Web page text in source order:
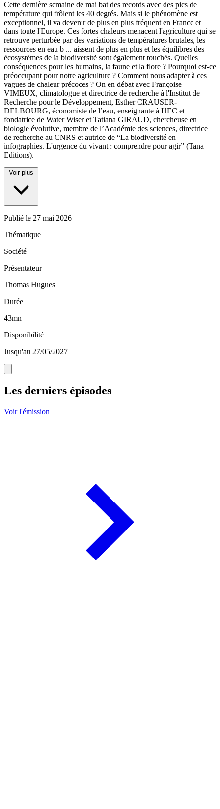
Cette dernière semaine de mai bat des records avec des pics de
température qui frôlent les 40 degrés. Mais si le phénomène est
exceptionnel, il va devenir de plus en plus fréquent en France et
dans toute l'Europe. Ces fortes chaleurs menacent l'agriculture qui se
retrouve perturbée par des variations de températures brutales, les
ressources en eau b ... aissent de plus en plus et les équilibres des
écosystèmes de la biodiversité sont également touchés. Quelles
conséquences pour les humains, la faune et la flore ? Pourquoi est-ce
préoccupant pour notre agriculture ? Comment nous adapter à ces
vagues de chaleur précoces ? On en débat avec Françoise
VIMEUX, climatologue et directrice de recherche à l'Institut de
Recherche pour le Développement, Esther CRAUSER-
DELBOURG, économiste de l’eau, enseignante à HEC et
fondatrice de Water Wiser et Tatiana GIRAUD, chercheuse en
biologie évolutive, membre de l’Académie des sciences, directrice
de recherche au CNRS et autrice de “La biodiversité en
infographies. L'urgence du vivant : comprendre pour agir” (Tana
Editions).
Voir plus
Publié le 27 mai 2026
Thématique
Société
Présentateur
Thomas Hugues
Durée
43mn
Disponibilité
Jusqu'au 27/05/2027
Les derniers épisodes
Voir l'émission